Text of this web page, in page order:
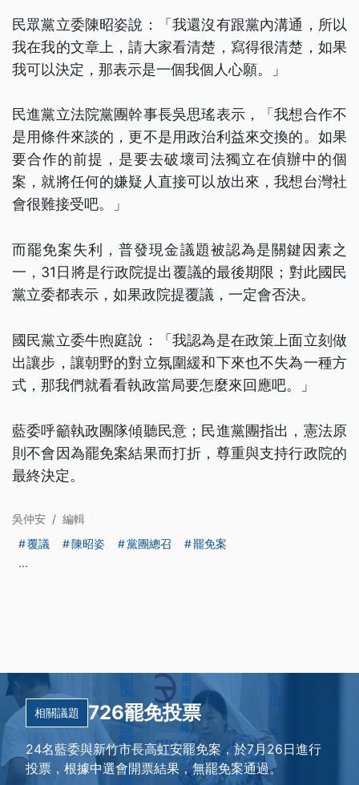
民眾黨立委陳昭姿說：「我還沒有跟黨內溝通，所以
我在我的文章上，請大家看清楚，寫得很清楚，如果
我可以決定，那表示是一個我個人心願。」
民進黨立法院黨團幹事長吳思瑤表示，「我想合作不
是用條件來談的，更不是用政治利益來交換的。如果
要合作的前提，是要去破壞司法獨立在偵辦中的個
案，就將任何的嫌疑人直接可以放出來，我想台灣社
會很難接受吧。」
而罷免案失利，普發現金議題被認為是關鍵因素之
一，31日將是行政院提出覆議的最後期限；對此國民
黨立委都表示，如果政院提覆議，一定會否決。
國民黨立委牛煦庭說：「我認為是在政策上面立刻做
出讓步，讓朝野的對立氛圍緩和下來也不失為一種方
式，那我們就看看執政當局要怎麼來回應吧。」
藍委呼籲執政團隊傾聽民意；民進黨團指出，憲法原
則不會因為罷免案結果而打折，尊重與支持行政院的
最終決定。
吳仲安 / 編輯
覆議
陳昭姿 黨團總召
罷免案
...
相關議題 726罷免投票
24名藍委與新竹市長高虹安罷免案，於7月26日進行
投票，根據中選會開票結果，無罷免案通過。